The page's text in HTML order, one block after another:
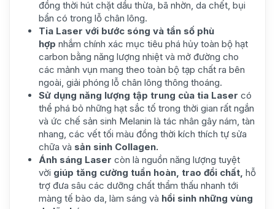
đồng thời hút chặt dầu thừa, bã nhờn, da chết, bụi
bẩn có trong lỗ chân lông.
Tia Laser với bước sóng và tần số phù
hợp nhắm chính xác mục tiêu phá hủy toàn bộ hạt
carbon bằng năng lượng nhiệt và mở đường cho
các mảnh vụn mang theo toàn bộ tạp chất ra bên
ngoài, giải phóng lỗ chân lông thông thoáng.
Sử dụng năng lượng tập trung của tia Laser có
thể phá bỏ những hạt sắc tố trong thời gian rất ngắn
và ức chế sản sinh Melanin là tác nhân gây nám, tàn
nhang, các vết tối màu đồng thời kích thích tự sửa
chữa và sản sinh Collagen.
Ánh sáng Laser còn là nguồn năng lượng tuyệt
vời giúp tăng cường tuần hoàn, trao đổi chất, hỗ
trợ đưa sâu các dưỡng chất thẩm thấu nhanh tới
màng tế bào da, làm sáng và hồi sinh những vùng